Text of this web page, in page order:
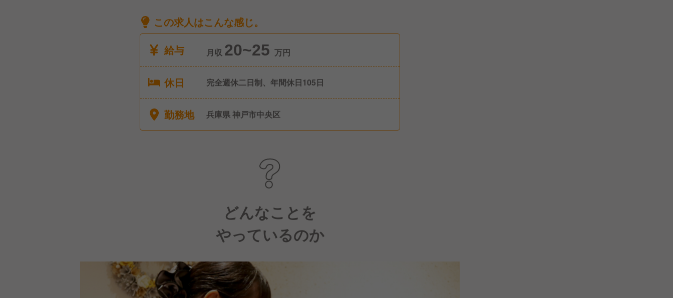
この求人はこんな感じ。
給与
月収 20~25 万円
休日 完全週休二日制、年間休日105日
勤務地 兵庫県 神戸市中央区
どんなことを
やっているのか